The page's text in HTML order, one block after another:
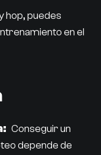
hop, puedes
en el
Conseguir un
depende de